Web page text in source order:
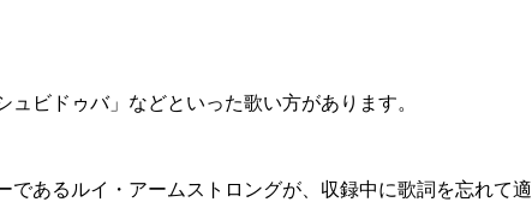
ビドゥバ」などといった歌い方があります。
であるルイ・アームストロングが、収録中に歌詞を忘れて適